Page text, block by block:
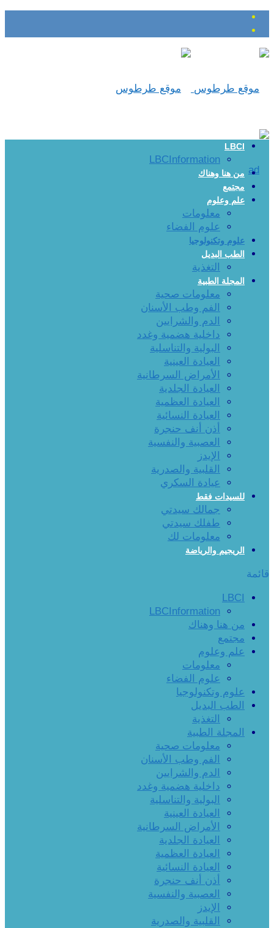
LBCI
LBCInformation
من هنا وهناك
مجتمع
علم وعلوم
معلومات
علوم الفضاء
علوم وتكنولوجيا
الطب البديل
التغذية
المجلة الطبية
معلومات صحية
الفم وطب الأسنان
الدم والشرايين
داخلية هضمية وغدد
البولية والتناسلية
العيادة العينية
الأمراض السرطانية
العيادة الجلدية
العيادة العظمية
العيادة النسائية
أذن أنف حنجرة
العصبية والنفسية
الإيدز
القلبية والصدرية
عيادة السكري
للسيدات فقط
جمالك سيدتي
طفلك سيدتي
معلومات لك
الريجيم والرياضة
قائمة
LBCI
LBCInformation
من هنا وهناك
مجتمع
علم وعلوم
معلومات
علوم الفضاء
علوم وتكنولوجيا
الطب البديل
التغذية
المجلة الطبية
معلومات صحية
الفم وطب الأسنان
الدم والشرايين
داخلية هضمية وغدد
البولية والتناسلية
العيادة العينية
الأمراض السرطانية
العيادة الجلدية
العيادة العظمية
العيادة النسائية
أذن أنف حنجرة
العصبية والنفسية
الإيدز
القلبية والصدرية